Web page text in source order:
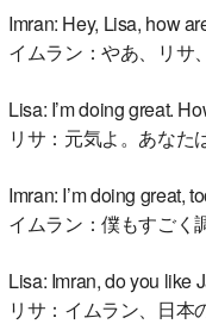
Imran: Hey, Lisa, how
イムラン：やあ、リサ
Lisa: I’m doing great.
リサ：元気よ。あなた
Imran: I’m doing great,
イムラン：僕もすごく
Lisa: Imran, do you like
リサ：イムラン、日本